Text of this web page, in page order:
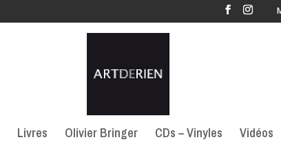
Livres Olivier Bringer CDs – Vinyles Vidéos